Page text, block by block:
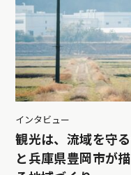
インタビュー
観光は、流域を守
と兵庫県豊岡市が